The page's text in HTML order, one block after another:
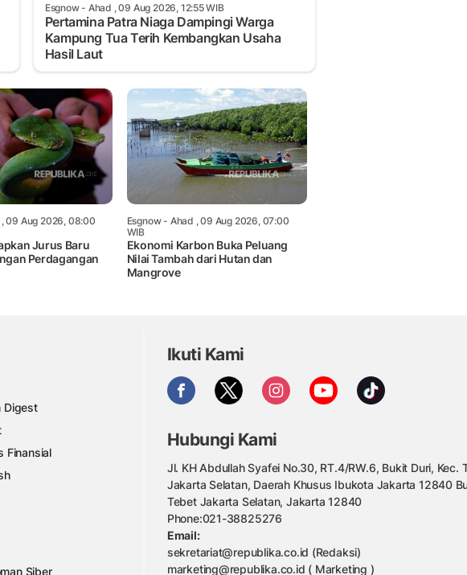
Esgnow- Ahad , 09 Aug 2026, 12:55 WIB
Pertamina Patra Niaga Dampingi Warga
Kampung Tua Terih Kembangkan Usaha
Hasil Laut
09 Aug 2026, 08:00
Jurus Baru
Perdagangan
Esgnow- Ahad , 09 Aug 2026, 07:00
WIB
Ekonomi Karbon Buka Peluang
Nilai Tambah dari Hutan dan
Mangrove
Digest
Finansial
Siber
Ikuti Kami
Hubungi Kami
Jl. KH Abdullah Syafei No.30, RT.4/RW.6, Bukit Duri, Kec.
Jakarta Selatan, Daerah Khusus Ibukota Jakarta 12840
Tebet Jakarta Selatan, Jakarta 12840
Phone:021-38825276
Email:
sekretariat@republika.co.id (Redaksi)
marketing@republika.co.id ( Marketing )